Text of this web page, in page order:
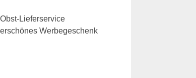
Lieferservice
Werbegeschenk